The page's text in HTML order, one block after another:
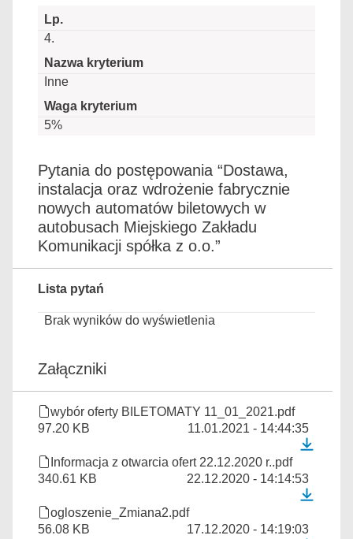
4.
Inne
5%
Pytania do postępowania “Dostawa,
instalacja oraz wdrożenie fabrycznie
nowych automatów biletowych w
autobusach Miejskiego Zakładu
Komunikacji spółka z o.o.”
Lista pytań
Brak wyników do wyświetlenia
Załączniki
wybór oferty BILETOMATY 11_01_2021.pdf
97.20 KB
11.01.2021 - 14:44:35
Informacja z otwarcia ofert 22.12.2020 r..pdf
340.61 KB
22.12.2020 - 14:14:53
ogloszenie_Zmiana2.pdf
56.08 KB
17.12.2020 - 14:19:03